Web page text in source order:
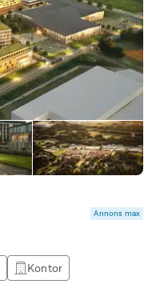
Annons max
Kontor